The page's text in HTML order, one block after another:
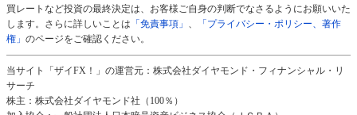
買レートなど投資の最終決定は、お客様ご自身の判断でなさるようにお願いいた
します。さらに詳しいことは 「免責事項」
「プライバシー・ポリシー、著作
権」 のページをご確認ください。
当サイト「ザイFX！」の運営元：株式会社ダイヤモンド・フィナンシャル・リ
サーチ
株主：株式会社ダイヤモンド社（100％）